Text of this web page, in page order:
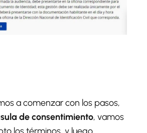
a comenzar con los pasos,
de consentimiento, vamos